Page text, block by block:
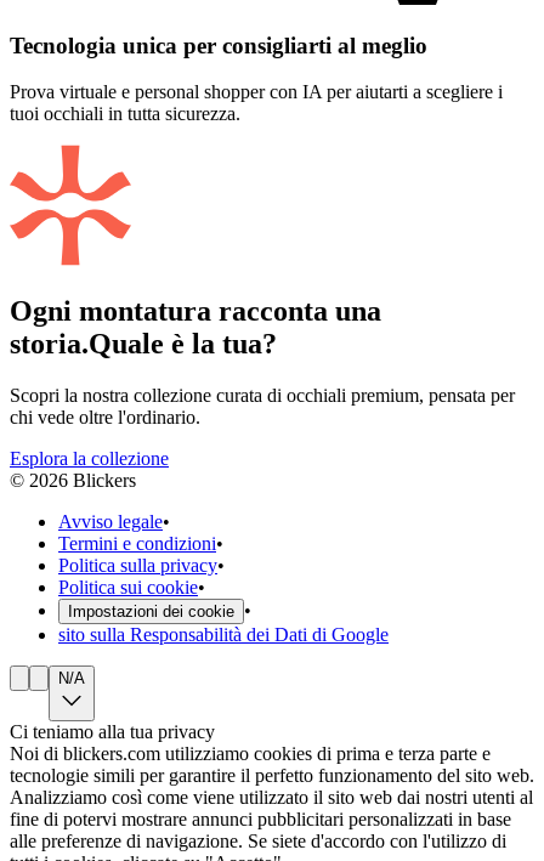
Tecnologia unica per consigliarti al meglio
Prova virtuale e personal shopper con IA per aiutarti a scegliere i
tuoi occhiali in tutta sicurezza.
Ogni montatura racconta una
storia.Quale è la tua?
Scopri la nostra collezione curata di occhiali premium, pensata per
chi vede oltre l'ordinario.
Esplora la collezione
© 2026 Blickers
Avviso legale•
Termini e condizioni•
Politica sulla privacy•
Politica sui cookie•
Impostazioni dei cookie •
sito sulla Responsabilità dei Dati di Google
N/A
Ci teniamo alla tua privacy
Noi di blickers.com utilizziamo cookies di prima e terza parte e
tecnologie simili per garantire il perfetto funzionamento del sito web.
Analizziamo così come viene utilizzato il sito web dai nostri utenti al
fine di potervi mostrare annunci pubblicitari personalizzati in base
alle preferenze di navigazione. Se siete d'accordo con l'utilizzo di